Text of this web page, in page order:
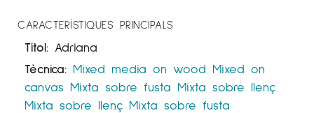
CARACTERÍSTIQUES PRINCIPALS
Títol: Adriana
Tècnica: Mixed media on wood Mixed on
canvas Mixta sobre fusta Mixta sobre llenç
Mixta sobre llenç Mixta sobre fusta